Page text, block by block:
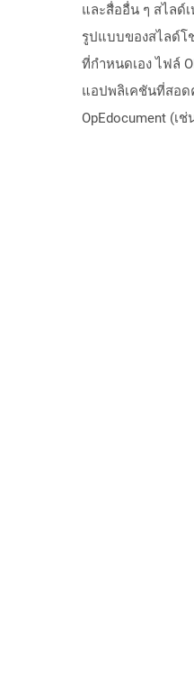
และสื่ออื่น ๆ สไลด์
รูปแบบของสไลด์โ
ที่กำหนดเอง ไฟล์
แอปพลิเคชันที่สอ
OpEdocument (เ